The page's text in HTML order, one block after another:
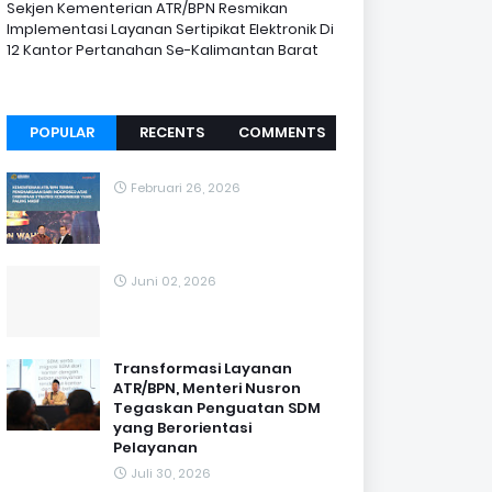
Sekjen Kementerian ATR/BPN Resmikan
Implementasi Layanan Sertipikat Elektronik Di
12 Kantor Pertanahan Se-Kalimantan Barat
POPULAR RECENTS COMMENTS
Februari 26, 2026
Juni 02, 2026
Transformasi Layanan
ATR/BPN, Menteri Nusron
Tegaskan Penguatan SDM
yang Berorientasi
Pelayanan
Juli 30, 2026